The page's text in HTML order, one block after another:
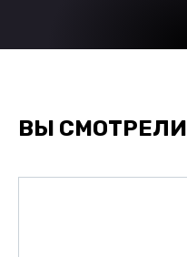
ВЫ СМОТРЕЛИ